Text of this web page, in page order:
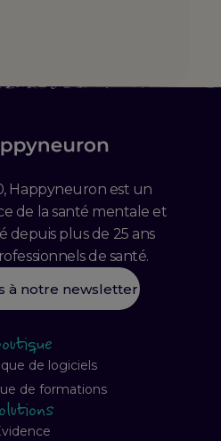
Happyneuron est un
de la santé mentale et
depuis plus de 25 ans
de santé.
à notre newsletter
de logiciels
de formations